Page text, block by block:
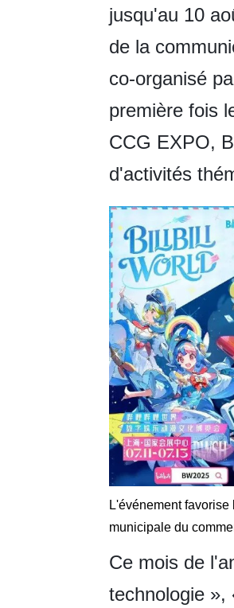
jusqu'au 10
de la
co-organisé
première fois
CCG EXPO,
d'activités
L'événement
municipale du
Ce mois de
technologie »,